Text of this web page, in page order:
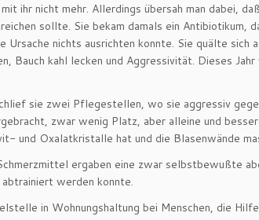
ihr nicht mehr. Allerdings übersah man dabei,
sollte. Sie bekam damals ein Antibiotikum,
Ursache nichts ausrichten konnte. Sie quälte sich
Bauch kahl lecken und Aggressivität. Dieses
sie zwei Pflegestellen, wo sie aggressiv
zwar wenig Platz, aber alleine und
und Oxalatkristalle hat und die Blasenwände
ergaben eine zwar selbstbewußte
werden konnte.
in Wohnungshaltung bei Menschen, die